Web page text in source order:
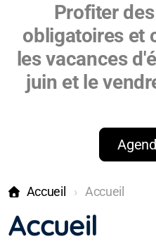
Profiter
obligatoires et
les vacances
juin et le
Accueil Accueil
Accueil